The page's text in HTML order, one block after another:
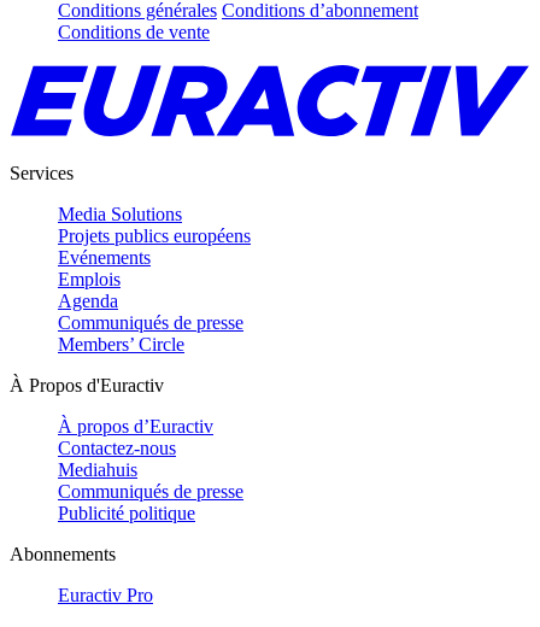
Conditions générales Conditions d’abonnement
Conditions de vente
Services
Media Solutions
Projets publics européens
Evénements
Emplois
Agenda
Communiqués de presse
Members’ Circle
À Propos d'Euractiv
À propos d’Euractiv
Contactez-nous
Mediahuis
Communiqués de presse
Publicité politique
Abonnements
Euractiv Pro